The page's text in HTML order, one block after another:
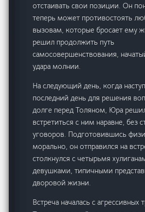
отстаивать свои позиции. Он
теперь может противостоять
вызовам, которые бросает ему
решил продолжить путь
самосовершенствования,
удара молнии.
На следующий день, когда
последний день для решения
долге перед Толяном, Юра
встретиться с ним наравне, без
уговоров. Подготовившись
морально, он отправился на
столкнулся с четырьмя
девушками, типичными
дворовой жизни.
Встреча началась с агрессивных